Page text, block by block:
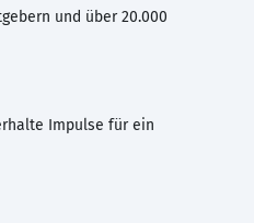
und über 20.000
Impulse für ein